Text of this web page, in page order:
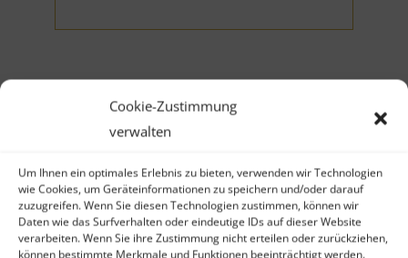
Cookie-Zustimmung
verwalten
Um Ihnen ein optimales Erlebnis zu bieten, verwenden wir Technologien
wie Cookies, um Geräteinformationen zu speichern und/oder darauf
zuzugreifen. Wenn Sie diesen Technologien zustimmen, können wir
Daten wie das Surfverhalten oder eindeutige IDs auf dieser Website
verarbeiten. Wenn Sie ihre Zustimmung nicht erteilen oder zurückziehen,
können bestimmte Merkmale und Funktionen beeinträchtigt werden.
Ihr Nachname (*Pflichtfeld)
Firma